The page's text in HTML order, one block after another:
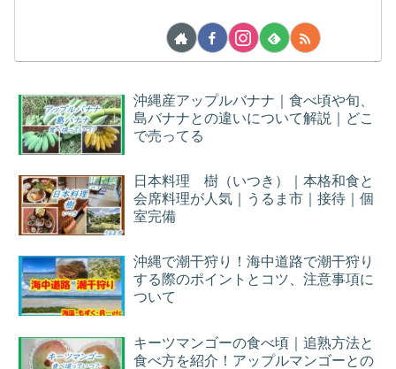
沖縄産アップルバナナ｜食べ頃や旬、
島バナナとの違いについて解説｜どこ
で売ってる
日本料理 樹（いつき）｜本格和食と
会席料理が人気｜うるま市｜接待｜個
室完備
沖縄で潮干狩り！海中道路で潮干狩り
する際のポイントとコツ、注意事項に
ついて
キーツマンゴーの食べ頃｜追熟方法と
食べ方を紹介！アップルマンゴーとの